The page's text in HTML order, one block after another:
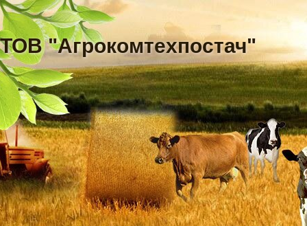
ТОВ "Агрокомтехпостач"